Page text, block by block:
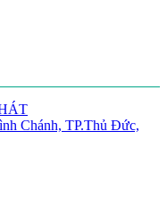
Chánh, TP.Thủ Đức,